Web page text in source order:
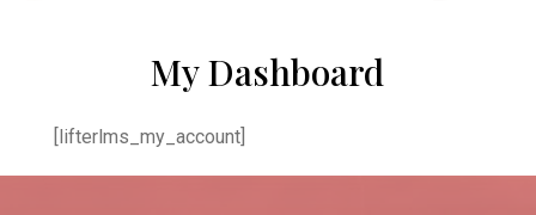
My Dashboard
[lifterlms_my_account]